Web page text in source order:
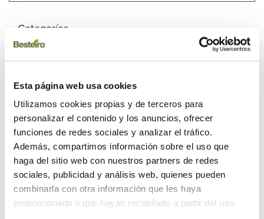
Esta página web usa cookies
Utilizamos cookies propias y de terceros para
personalizar el contenido y los anuncios, ofrecer
funciones de redes sociales y analizar el tráfico.
Además, compartimos información sobre el uso que
haga del sitio web con nuestros partners de redes
sociales, publicidad y análisis web, quienes pueden
combinarla con otra información que les haya
proporcionado o que hayan recopilado a partir del uso
Categorías
Actualidad Besteiro
Artículos
Maderidea
Sabías que...
Uncategorized